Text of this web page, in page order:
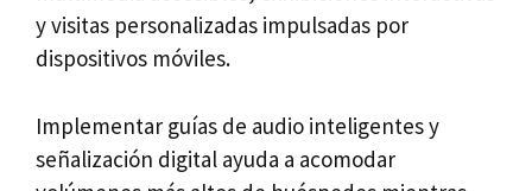
y visitas personalizadas impulsadas por
dispositivos móviles.
Implementar guías de audio inteligentes y
señalización digital ayuda a acomodar